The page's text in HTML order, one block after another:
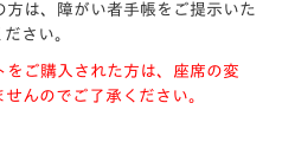
は、障がい者手帳をご提示いた
さい。
をご購入された方は、座席の変
んのでご了承ください。